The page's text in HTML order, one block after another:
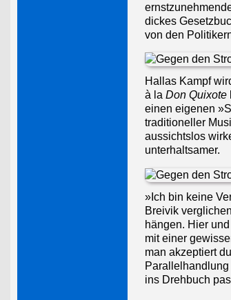
dickes
von den
Hallas Kampf
à la Don Quixote
einen eigenen
traditioneller
aussichtslos
unterhaltsamer.
»Ich bin keine
Breivik
hängen. Hier
mit einer
man akzeptiert
ins Drehbuch